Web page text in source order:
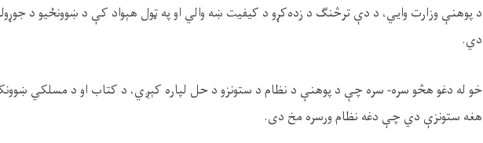
د پوهنې وزارت وايي، د دې ترڅنګ د زده‌کړو د کیفیت ښه والي او په ټول هېواد کې د ښوونځیو د
دي.
خو له دغو هڅو سره- سره چې د پوهنې د نظام د ستونزو د حل لپاره کېږي، د کتاب او د مسلکي ښوونکو
هغه ستونزې دي چې دغه نظام ورسره مخ دی.